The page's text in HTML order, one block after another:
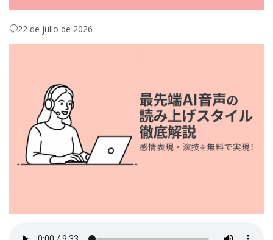
22 de julio de 2026